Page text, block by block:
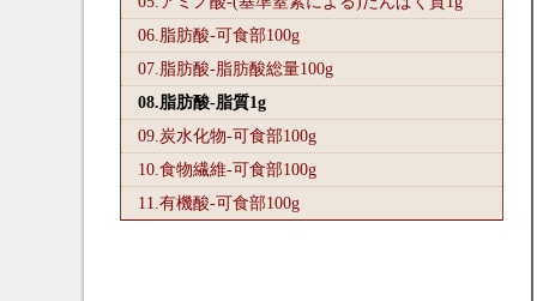
06.脂肪酸-可食部100g
07.脂肪酸-脂肪酸総量100g
08.脂肪酸-脂質1g
09.炭水化物-可食部100g
10.食物繊維-可食部100g
11.有機酸-可食部100g